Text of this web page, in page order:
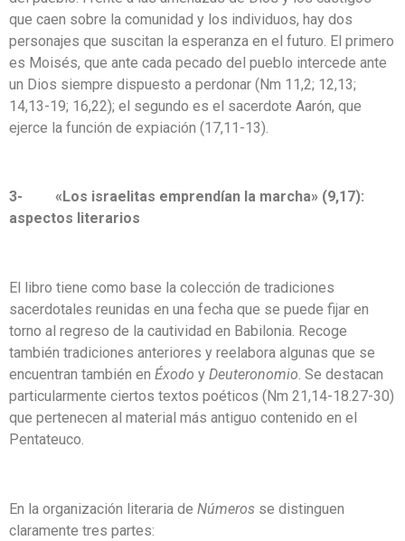
que caen sobre la comunidad y los individuos, hay dos
personajes que suscitan la esperanza en el futuro. El primero
es Moisés, que ante cada pecado del pueblo intercede ante
un Dios siempre dispuesto a perdonar (Nm 11,2; 12,13;
14,13-19; 16,22); el segundo es el sacerdote Aarón, que
ejerce la función de expiación (17,11-13).
3- «Los israelitas emprendían la marcha» (9,17):
aspectos literarios
El libro tiene como base la colección de tradiciones
sacerdotales reunidas en una fecha que se puede fijar en
torno al regreso de la cautividad en Babilonia. Recoge
también tradiciones anteriores y reelabora algunas que se
encuentran también en Éxodo y Deuteronomio. Se destacan
particularmente ciertos textos poéticos (Nm 21,14-18.27-30)
que pertenecen al material más antiguo contenido en el
Pentateuco.
En la organización literaria de Números se distinguen
claramente tres partes: